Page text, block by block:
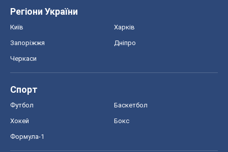
Регіони України
Київ Харків
Запоріжжя Дніпро
Черкаси
Спорт
Футбол Баскетбол
Хокей Бокс
Формула-1